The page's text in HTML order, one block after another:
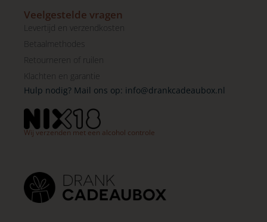
Veelgestelde vragen
Levertijd en verzendkosten
Betaalmethodes
Retourneren of ruilen
Klachten en garantie
Hulp nodig? Mail ons op: info@drankcadeaubox.nl
Wij verzenden met een alcohol controle